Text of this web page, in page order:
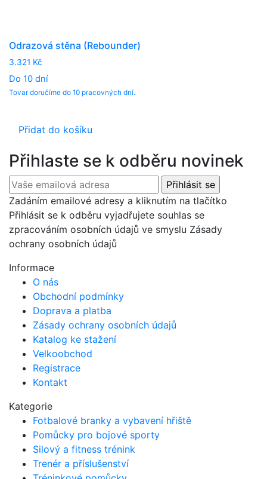
Odrazová stěna (Rebounder)
3.321 Kč
Do 10 dní
Tovar doručíme do 10 pracovných dní.
Přidat do košíku
Přihlaste se k odběru novinek
Zadáním emailové adresy a kliknutím na tlačítko
Přihlásit se k odběru vyjadřujete souhlas se
zpracováním osobních údajů ve smyslu Zásady
ochrany osobních údajů
Informace
O nás
Obchodní podmínky
Doprava a platba
Zásady ochrany osobních údajů
Katalog ke stažení
Velkoobchod
Registrace
Kontakt
Kategorie
Fotbalové branky a vybavení hřiště
Pomůcky pro bojové sporty
Silový a fitness trénink
Trenér a příslušenství